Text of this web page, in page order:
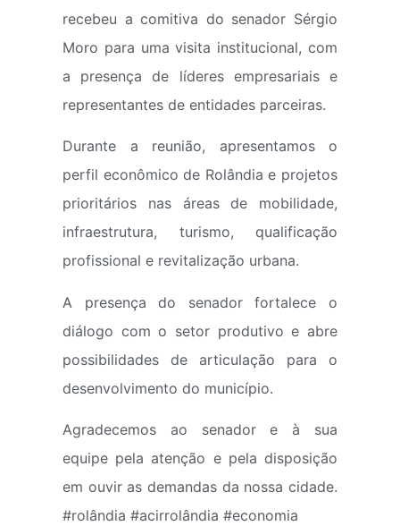
recebeu a comitiva do senador Sérgio
Moro para uma visita institucional, com
a presença de líderes empresariais e
representantes de entidades parceiras.
Durante a reunião, apresentamos o
perfil econômico de Rolândia e projetos
prioritários nas áreas de mobilidade,
infraestrutura, turismo, qualificação
profissional e revitalização urbana.
A presença do senador fortalece o
diálogo com o setor produtivo e abre
possibilidades de articulação para o
desenvolvimento do município.
Agradecemos ao senador e à sua
equipe pela atenção e pela disposição
em ouvir as demandas da nossa cidade.
#rolândia #acirrolândia #economia